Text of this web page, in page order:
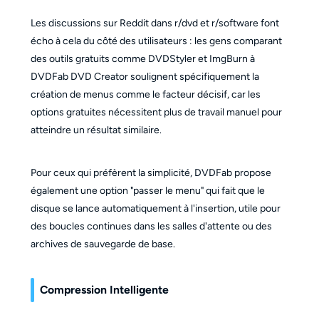
Les discussions sur Reddit dans r/dvd et r/software font
écho à cela du côté des utilisateurs : les gens comparant
des outils gratuits comme DVDStyler et ImgBurn à
DVDFab DVD Creator soulignent spécifiquement la
création de menus comme le facteur décisif, car les
options gratuites nécessitent plus de travail manuel pour
atteindre un résultat similaire.
Pour ceux qui préfèrent la simplicité, DVDFab propose
également une option "passer le menu" qui fait que le
disque se lance automatiquement à l'insertion, utile pour
des boucles continues dans les salles d'attente ou des
archives de sauvegarde de base.
Compression Intelligente